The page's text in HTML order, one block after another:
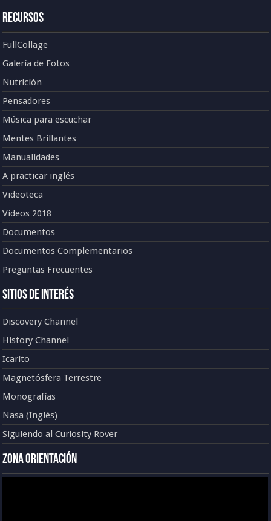
Recursos
FullCollage
Galería de Fotos
Nutrición
Pensadores
Música para escuchar
Mentes Brillantes
Manualidades
A practicar inglés
Videoteca
Vídeos 2018
Documentos
Documentos Complementarios
Preguntas Frecuentes
Sitios de Interés
Discovery Channel
History Channel
Icarito
Magnetósfera Terrestre
Monografías
Nasa (Inglés)
Siguiendo al Curiosity Rover
Zona Orientación